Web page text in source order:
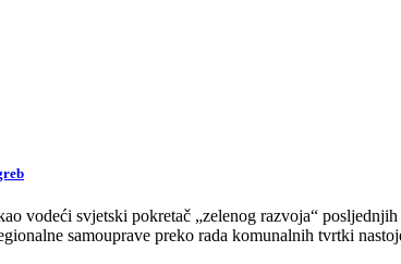
vodeći svjetski pokretač „zelenog razvoja“
samouprave preko rada komunalnih tvrtki